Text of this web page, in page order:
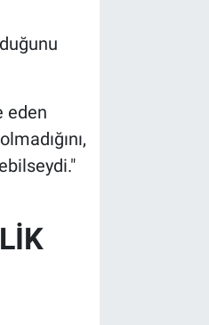
eden